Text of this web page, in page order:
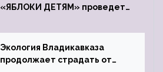
«ЯБЛОКИ ДЕТЯМ» проведет
Экология Владикавказа
продолжает страдать от